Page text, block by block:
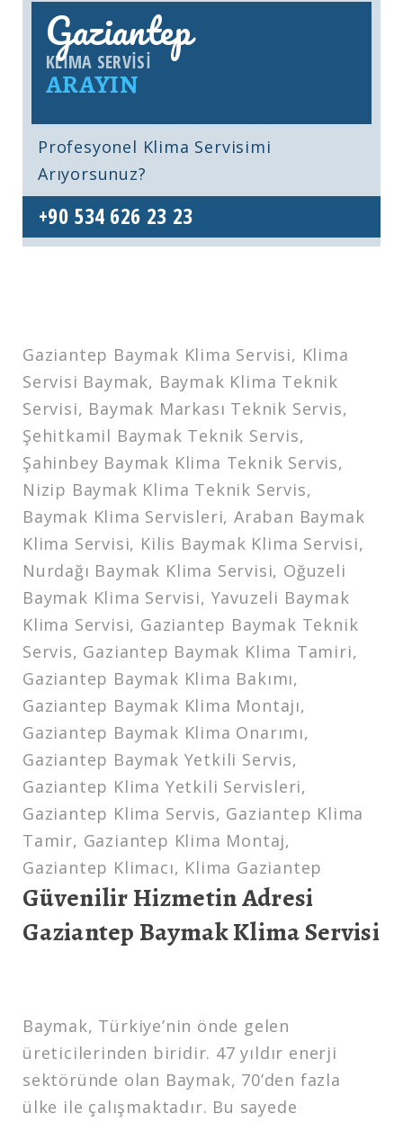
Gaziantep
KLIMA SERVISI
ARAYIN
Profesyonel Klima Servisimi
Arıyorsunuz?
+90 534 626 23 23
Gaziantep Baymak Klima Servisi, Klima
Servisi Baymak, Baymak Klima Teknik
Servisi, Baymak Markası Teknik Servis,
Şehitkamil Baymak Teknik Servis,
Şahinbey Baymak Klima Teknik Servis,
Nizip Baymak Klima Teknik Servis,
Baymak Klima Servisleri, Araban Baymak
Klima Servisi, Kilis Baymak Klima Servisi,
Nurdağı Baymak Klima Servisi, Oğuzeli
Baymak Klima Servisi, Yavuzeli Baymak
Klima Servisi, Gaziantep Baymak Teknik
Servis, Gaziantep Baymak Klima Tamiri,
Gaziantep Baymak Klima Bakımı,
Gaziantep Baymak Klima Montajı,
Gaziantep Baymak Klima Onarımı,
Gaziantep Baymak Yetkili Servis,
Gaziantep Klima Yetkili Servisleri,
Gaziantep Klima Servis, Gaziantep Klima
Tamir, Gaziantep Klima Montaj,
Gaziantep Klimacı, Klima Gaziantep
Güvenilir Hizmetin Adresi
Gaziantep Baymak Klima Servisi
Baymak, Türkiye’nin önde gelen
üreticilerinden biridir. 47 yıldır enerji
sektöründe olan Baymak, 70’den fazla
ülke ile çalışmaktadır. Bu sayede